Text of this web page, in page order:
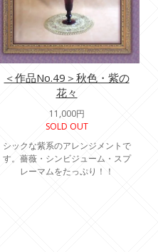
＜作品No.49＞秋色・紫の
花々
11,000円
SOLD OUT
シックな紫系のアレンジメントで
す。薔薇・シンビジューム・スプ
レーマムをたっぷり！！